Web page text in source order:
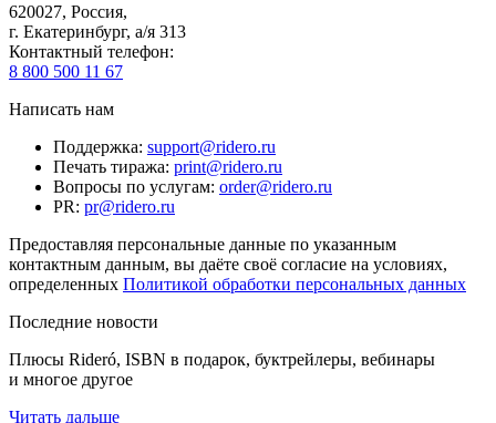
620027, Россия,
г. Екатеринбург, а/я 313
Контактный телефон:
8 800 500 11 67
Написать нам
Поддержка: support@ridero.ru
Печать тиража: print@ridero.ru
Вопросы по услугам: order@ridero.ru
PR: pr@ridero.ru
Предоставляя персональные данные по указанным
контактным данным, вы даёте своё согласие на условиях,
определенных Политикой обработки персональных данных
Последние новости
Плюсы Rideró, ISBN в подарок, буктрейлеры, вебинары
и многое другое
Читать дальше